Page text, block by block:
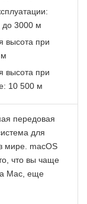
до 3000 м
высота при
высота при
10 500 м
передовая
для
мире. macOS
что вы чаще
Mac, еще